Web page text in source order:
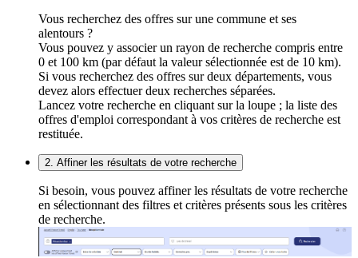
Vous recherchez des offres sur une commune et ses
alentours ?
Vous pouvez y associer un rayon de recherche compris entre
0 et 100 km (par défaut la valeur sélectionnée est de 10 km).
Si vous recherchez des offres sur deux départements, vous
devez alors effectuer deux recherches séparées.
Lancez votre recherche en cliquant sur la loupe ; la liste des
offres d'emploi correspondant à vos critères de recherche est
restituée.
2. Affiner les résultats de votre recherche
Si besoin, vous pouvez affiner les résultats de votre recherche
en sélectionnant des filtres et critères présents sous les critères
de recherche.